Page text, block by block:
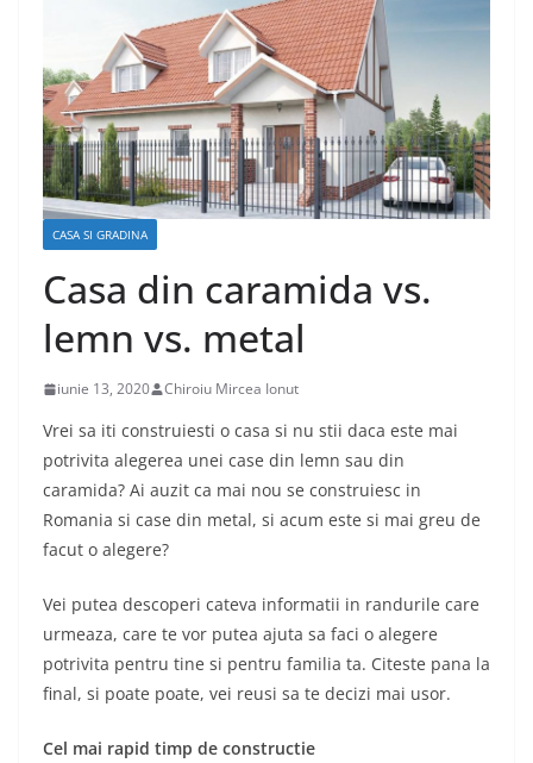
CASA SI GRADINA
Casa din caramida vs.
lemn vs. metal
iunie 13, 2020 Chiroiu Mircea Ionut
Vrei sa iti construiesti o casa si nu stii daca este mai
potrivita alegerea unei case din lemn sau din
caramida? Ai auzit ca mai nou se construiesc in
Romania si case din metal, si acum este si mai greu de
facut o alegere?
Vei putea descoperi cateva informatii in randurile care
urmeaza, care te vor putea ajuta sa faci o alegere
potrivita pentru tine si pentru familia ta. Citeste pana la
final, si poate poate, vei reusi sa te decizi mai usor.
Cel mai rapid timp de constructie